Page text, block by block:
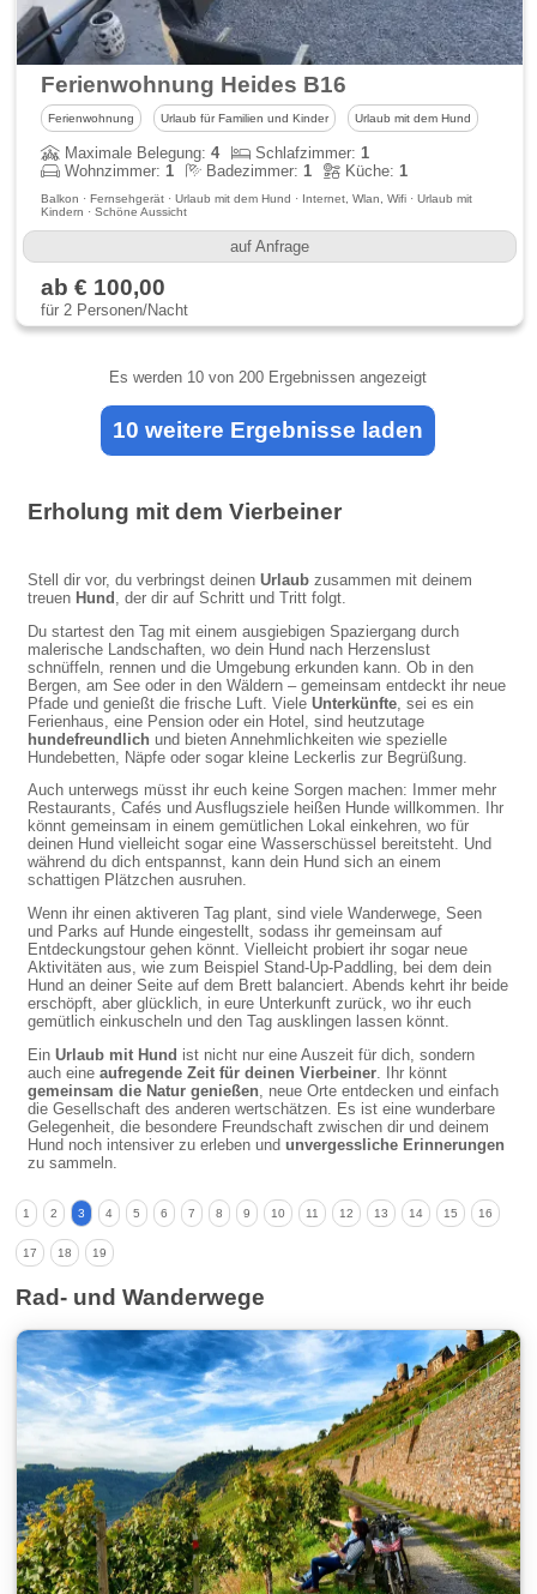
Ferienwohnung Heides B16
Ferienwohnung Urlaub für Familien und Kinder Urlaub mit dem Hund
Maximale Belegung:4 Schlafzimmer:1
Wohnzimmer:1 Badezimmer:1 Küche:1
Balkon · Fernsehgerät · Urlaub mit dem Hund · Internet, Wlan, Wifi · Urlaub mit
Kindern · Schöne Aussicht
auf Anfrage
ab € 100,00
für 2 Personen/Nacht
Es werden 10 von 200 Ergebnissen angezeigt
10 weitere Ergebnisse laden
Erholung mit dem Vierbeiner
Stell dir vor, du verbringst deinenUrlaub zusammen mit deinem
treuen Hund
, der dir auf Schritt und Tritt folgt.
Du startest den Tag mit einem ausgiebigen Spaziergang durch
malerische Landschaften, wo dein Hund nach Herzenslust
schnüffeln, rennen und die Umgebung erkunden kann. Ob in den
Bergen, am See oder in den Wäldern – gemeinsam entdeckt ihr neue
Pfade und genießt die frische Luft. VieleUnterkünfte , sei es ein
Ferienhaus, eine Pension oder ein Hotel, sind heutzutage
hundefreundlich und bieten Annehmlichkeiten wie spezielle
Hundebetten, Näpfe oder sogar kleine Leckerlis zur Begrüßung.
Auch unterwegs müsst ihr euch keine Sorgen machen: Immer mehr
Restaurants, Cafés und Ausflugsziele heißen Hunde willkommen. Ihr
könnt gemeinsam in einem gemütlichen Lokal einkehren, wo für
deinen Hund vielleicht sogar eine Wasserschüssel bereitsteht. Und
während du dich entspannst, kann dein Hund sich an einem
schattigen Plätzchen ausruhen.
Wenn ihr einen aktiveren Tag plant, sind viele Wanderwege, Seen
und Parks auf Hunde eingestellt, sodass ihr gemeinsam auf
Entdeckungstour gehen könnt. Vielleicht probiert ihr sogar neue
Aktivitäten aus, wie zum Beispiel Stand-Up-Paddling, bei dem dein
Hund an deiner Seite auf dem Brett balanciert. Abends kehrt ihr beide
erschöpft, aber glücklich, in eure Unterkunft zurück, wo ihr euch
gemütlich einkuscheln und den Tag ausklingen lassen könnt.
EinUrlaub mit Hund ist nicht nur eine Auszeit für dich, sondern
auch eineaufregende Zeit für deinen Vierbeiner . Ihr könnt
gemeinsam die Natur genießen , neue Orte entdecken und einfach
die Gesellschaft des anderen wertschätzen. Es ist eine wunderbare
Gelegenheit, die besondere Freundschaft zwischen dir und deinem
Hund noch intensiver zu erleben undunvergessliche Erinnerungen
zu sammeln.
1 2 3 4 5 6 7 8 9 10 11 12 13 14 15 16
17 18 19
Rad- und Wanderwege